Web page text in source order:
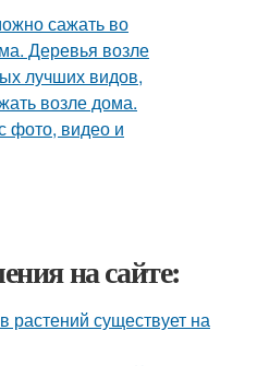
на сайте:
растений существует на